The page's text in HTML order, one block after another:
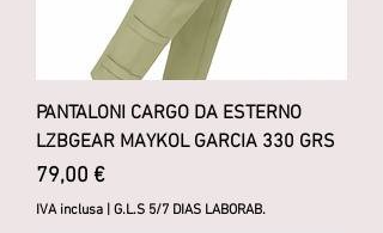
PANTALONI CARGO DA ESTERNO
LZBGEAR MAYKOL GARCIA 330 GRS
Prezzo
79,00 €
IVA inclusa G.L.S 5/7 DIAS LABORAB.